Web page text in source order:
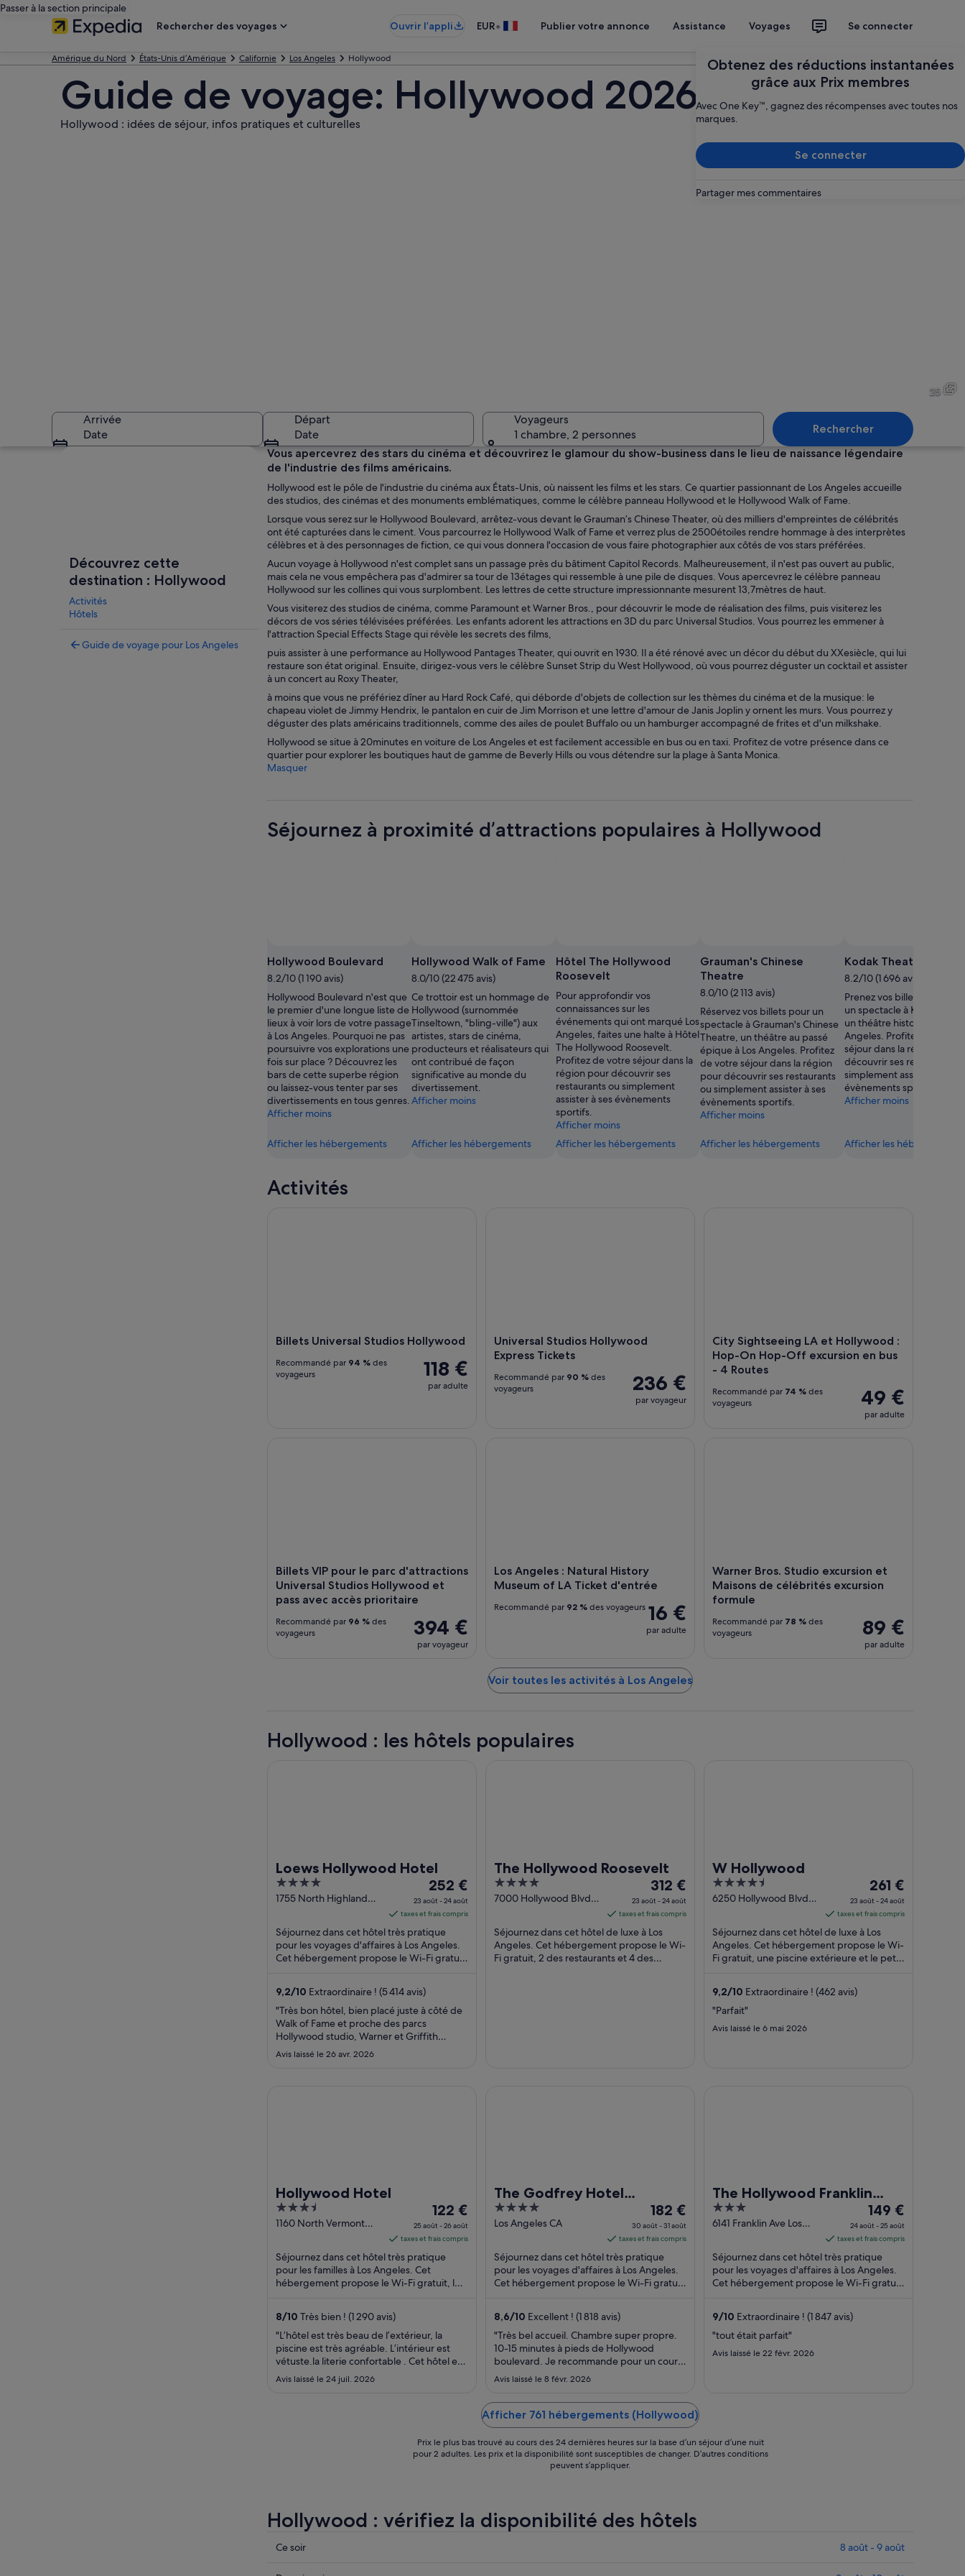
Passer à la section principale
Rechercher des voyages
Ouvrir l’appli EUR• Publier votre annonce Assistance Voyages Se connecter
Obtenez des réductions instantanées
grâce aux Prix membres
Avec One Key™, gagnez des récompenses avec toutes nos
marques.
Se connecter
Partager mes commentaires
Amérique du Nord États-Unis d’Amérique Californie Los Angeles Hollywood Planifier mon voyage
Guide de voyage: Hollywood 2026
Hollywood : idées de séjour, infos pratiques et culturelles
Une rue animée de Las Vegas, bordée d’enseignes lumineuses, de palmiers et d’édifices d’époque.
Un restaurant avec des chaises et des tables en métal, un magasin H&M en arrière-
Un groupe de personnes
25
Arrivée
Date
Départ
Date
Voyageurs
1 chambre, 2 personnes
Rechercher
Découvrez cette
destination : Hollywood
Activités
Hôtels
Guide de voyage pour Los Angeles
Vous apercevrez des stars du cinéma et découvrirez le glamour du show-business dans le lieu de naissance légendaire
de l'industrie des films américains.
Hollywood est le pôle de l'industrie du cinéma aux États-Unis, où naissent les films et les stars. Ce quartier passionnant de Los Angeles accueille
des studios, des cinémas et des monuments emblématiques, comme le célèbre panneau Hollywood et le Hollywood Walk of Fame.
Lorsque vous serez sur le Hollywood Boulevard, arrêtez-vous devant le Grauman’s Chinese Theater, où des milliers d'empreintes de célébrités
ont été capturées dans le ciment. Vous parcourrez le Hollywood Walk of Fame et verrez plus de 2500étoiles rendre hommage à des interprètes
célèbres et à des personnages de fiction, ce qui vous donnera l'occasion de vous faire photographier aux côtés de vos stars préférées.
Aucun voyage à Hollywood n'est complet sans un passage près du bâtiment Capitol Records. Malheureusement, il n'est pas ouvert au public,
mais cela ne vous empêchera pas d'admirer sa tour de 13étages qui ressemble à une pile de disques. Vous apercevrez le célèbre panneau
Hollywood sur les collines qui vous surplombent. Les lettres de cette structure impressionnante mesurent 13,7mètres de haut.
Vous visiterez des studios de cinéma, comme Paramount et Warner Bros., pour découvrir le mode de réalisation des films, puis visiterez les
décors de vos séries télévisées préférées. Les enfants adorent les attractions en 3D du parc Universal Studios. Vous pourrez les emmener à
l'attraction Special Effects Stage qui révèle les secrets des films,
puis assister à une performance au Hollywood Pantages Theater, qui ouvrit en 1930. Il a été rénové avec un décor du début du XXesiècle, qui lui
restaure son état original. Ensuite, dirigez-vous vers le célèbre Sunset Strip du West Hollywood, où vous pourrez déguster un cocktail et assister
à un concert au Roxy Theater,
à moins que vous ne préfériez dîner au Hard Rock Café, qui déborde d'objets de collection sur les thèmes du cinéma et de la musique: le
chapeau violet de Jimmy Hendrix, le pantalon en cuir de Jim Morrison et une lettre d'amour de Janis Joplin y ornent les murs. Vous pourrez y
déguster des plats américains traditionnels, comme des ailes de poulet Buffalo ou un hamburger accompagné de frites et d'un milkshake.
Hollywood se situe à 20minutes en voiture de Los Angeles et est facilement accessible en bus ou en taxi. Profitez de votre présence dans ce
quartier pour explorer les boutiques haut de gamme de Beverly Hills ou vous détendre sur la plage à Santa Monica.
Masquer
Séjournez à proximité d’attractions populaires à Hollywood
Hollywood Boulevard
8.2/10 (1 190 avis)
Hollywood Boulevard n'est que
le premier d'une longue liste de
lieux à voir lors de votre passage
à Los Angeles. Pourquoi ne pas
poursuivre vos explorations une
fois sur place ? Découvrez les
bars de cette superbe région
ou laissez-vous tenter par ses
divertissements en tous genres.
Afficher moins
Afficher les hébergements
Hollywood Walk of Fame
8.0/10 (22 475 avis)
Ce trottoir est un hommage de
Hollywood (surnommée
Tinseltown, "bling-ville") aux
artistes, stars de cinéma,
producteurs et réalisateurs qui
ont contribué de façon
significative au monde du
divertissement.
Afficher moins
Afficher les hébergements
libre
de
droits
prise
par
Gregory
Linton
Hôtel The Hollywood
Roosevelt
Pour approfondir vos
connaissances sur les
événements qui ont marqué Los
Angeles, faites une halte à Hôtel
The Hollywood Roosevelt.
Profitez de votre séjour dans la
région pour découvrir ses
restaurants ou simplement
assister à ses évènements
sportifs.
Afficher moins
Afficher les hébergements
Grauman's Chinese
Theatre
8.0/10 (2 113 avis)
Réservez vos billets pour un
spectacle à Grauman's Chinese
Theatre, un théâtre au passé
épique à Los Angeles. Profitez
de votre séjour dans la région
pour découvrir ses restaurants
ou simplement assister à ses
évènements sportifs.
Afficher moins
Afficher les hébergements
Kodak Theater
8.2/10 (1 696 avis)
Prenez vos billets pour
un spectacle à Kodak
un théâtre historique à Los
Angeles. Profitez de votre
séjour dans la région pour
découvrir ses restaurants
simplement assister à ses
évènements sportifs.
Afficher moins
Afficher les hébergements
Activités
Billets Universal Studios Hollywood
118 €
par adulte
Recommandé par 94 % des
voyageurs
Universal Studios Hollywood
Express Tickets
236 €
par voyageur
Recommandé par 90 % des
voyageurs
City Sightseeing LA et Hollywood :
Hop-On Hop-Off excursion en bus
- 4 Routes
49 €
par adulte
Recommandé par 74 % des
voyageurs
Billets VIP pour le parc d'attractions
Universal Studios Hollywood et
pass avec accès prioritaire
394 €
par voyageur
Recommandé par 96 % des
voyageurs
Los Angeles : Natural History
Museum of LA Ticket d'entrée
16 €
par adulte
Recommandé par 92 % des voyageurs
Warner Bros. Studio excursion et
Maisons de célébrités excursion
formule
89 €
par adulte
Recommandé par 78 % des
voyageurs
Voir toutes les activités à Los Angeles
Hollywood : les hôtels populaires
Loews Hollywood Hotel
4
out
5
1755 North Highland
Le
prix
est
de 252 €
par
nuit
au 24
août.
252 €
23 août - 24 août
taxes et frais compris
Séjournez dans cet hôtel très pratique
pour les voyages d'affaires à Los Angeles.
Cet hébergement propose le Wi-Fi gratuit,
9,2/10 Extraordinaire ! (5 414 avis)
"Très bon hôtel, bien placé juste à côté de
Walk of Fame et proche des parcs
Hollywood studio, Warner et Griffith
Observatory"
Avis laissé le 26 avr. 2026
The Hollywood Roosevelt
4
out
5
7000 Hollywood Blvd
Le
prix
est
de 312 €
par
nuit
312 €
23 août - 24 août
taxes et frais compris
Séjournez dans cet hôtel de luxe à Los
Angeles. Cet hébergement propose le Wi-
Fi gratuit, 2 des restaurants et 4 des
W Hollywood
4.5
out
5
6250 Hollywood Blvd
Le
prix
est
de 261 €
par
nuit
261 €
23 août - 24 août
taxes et frais compris
Séjournez dans cet hôtel de luxe à Los
Angeles. Cet hébergement propose le Wi-
Fi gratuit, une piscine extérieure et le petit
9,2/10 Extraordinaire ! (462 avis)
"Parfait"
Avis laissé le 6 mai 2026
Hollywood Hotel
3.5
out
5
1160 North Vermont
Le
prix
est
de 122 €
nuit
au 26
août.
122 €
25 août - 26 août
taxes et frais compris
Séjournez dans cet hôtel très pratique
pour les familles à Los Angeles. Cet
hébergement propose le Wi-Fi gratuit, le
8/10 Très bien ! (1 290 avis)
"L’hôtel est très beau de l’extérieur, la
piscine est très agréable. L’intérieur est
vétuste.la literie confortable . Cet hôtel est
bien si vous êtes de passage pour faire 1 ou
2 nuits . Le quartier n’est pas terrible."
Avis laissé le 24 juil. 2026
The Godfrey Hotel
Hollywood
4
out
5
Los Angeles CA
Le
prix
est
de 182 €
par
nuit
août.
182 €
30 août - 31 août
taxes et frais compris
Séjournez dans cet hôtel très pratique
pour les voyages d'affaires à Los Angeles.
Cet hébergement propose le Wi-Fi gratuit,
8,6/10 Excellent ! (1 818 avis)
"Très bel accueil. Chambre super propre.
10-15 minutes à pieds de Hollywood
boulevard. Je recommande pour un court
séjour. Seul bémol, c'est que le petit
Avis laissé le 8 févr. 2026
The Hollywood Franklin
Hotel near Universal
Studios
3
out
5
6141 Franklin Ave Los
Le
prix
est
de 149 €
par
nuit
149 €
24 août - 25 août
taxes et frais compris
Séjournez dans cet hôtel très pratique
pour les voyages d'affaires à Los Angeles.
Cet hébergement propose le Wi-Fi gratuit,
9/10 Extraordinaire ! (1 847 avis)
"tout était parfait"
Avis laissé le 22 févr. 2026
Afficher 761 hébergements (Hollywood)
Prix le plus bas trouvé au cours des 24 dernières heures sur la base d’un séjour d’une nuit
pour 2 adultes. Les prix et la disponibilité sont susceptibles de changer. D’autres conditions
peuvent s’appliquer.
Hollywood : vérifiez la disponibilité des hôtels
Consulter
Ce soir 8 août - 9 août